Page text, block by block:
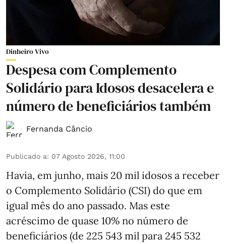
Dinheiro Vivo
Despesa com Complemento
Solidário para Idosos desacelera e
número de beneficiários também
Fernanda Câncio
Publicado a: 07 Agosto 2026, 11:00
Havia, em junho, mais 20 mil idosos a receber
o Complemento Solidário (CSI) do que em
igual mês do ano passado. Mas este
acréscimo de quase 10% no número de
beneficiários (de 225 543 mil para 245 532